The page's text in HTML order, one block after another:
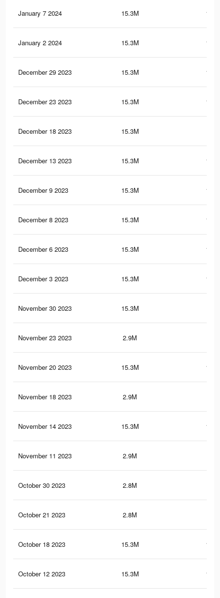
January 7 2024 15.3M
January 2 2024 15.3M
December 29 2023 15.3M
December 23 2023 15.3M
December 18 2023 15.3M
December 13 2023 15.3M
December 9 2023 15.3M
December 8 2023 15.3M
December 6 2023 15.3M
December 3 2023 15.3M
November 30 2023 15.3M
November 23 2023 2.9M
November 20 2023 15.3M
November 18 2023 2.9M
November 14 2023 15.3M
November 11 2023 2.9M
October 30 2023 2.8M
October 21 2023 2.8M
October 18 2023 15.3M
October 12 2023 15.3M